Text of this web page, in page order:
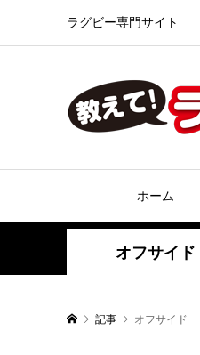
ラグビー専門サイト
ホーム
オフサイド
記事 オフサイド